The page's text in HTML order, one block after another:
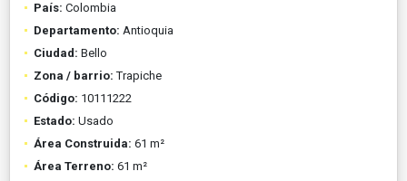
País: Colombia
Departamento: Antioquia
Ciudad: Bello
Zona / barrio: Trapiche
Código: 10111222
Estado: Usado
Área Construida: 61 m²
Área Terreno: 61 m²